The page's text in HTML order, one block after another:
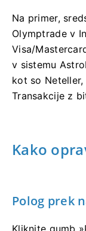
Na primer,
Olymptrade v
Visa/
v sistemu
kot so Neteller,
Transakcije z
Kako
Polog prek
Kliknite gumb